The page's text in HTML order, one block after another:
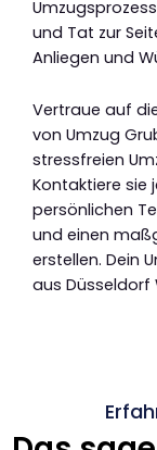
und Tat zur
Anliegen und
Vertraue auf
von Umzug
stressfreien
Kontaktiere sie
persönlichen
und einen
erstellen. Dein
aus Düsseldorf